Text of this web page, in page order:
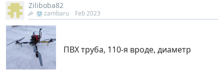
Ziliboba82
zambaru Feb 2023
ПВХ труба, 110-я вроде, диаметр